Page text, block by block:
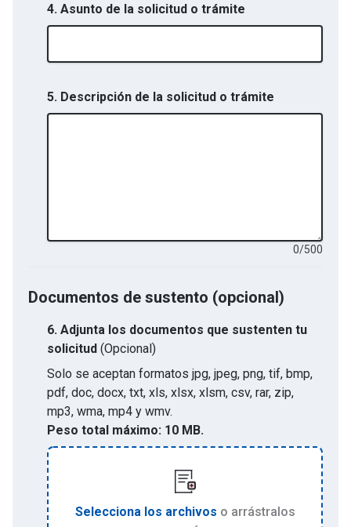
4. Asunto de la solicitud o trámite
5. Descripción de la solicitud o trámite
0/500
Documentos de sustento (opcional)
6. Adjunta los documentos que sustenten tu
solicitud (Opcional)
Solo se aceptan formatos jpg, jpeg, png, tif, bmp,
pdf, doc, docx, txt, xls, xlsx, xlsm, csv, rar, zip,
mp3, wma, mp4 y wmv.
Peso total máximo: 10 MB.
Selecciona los archivos o arrástralos